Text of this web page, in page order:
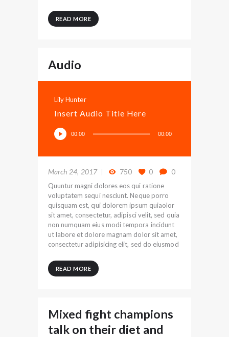
READ MORE
Audio
Lily Hunter
Insert Audio Title Here
Audio
Player00:00 00:00
March 24, 2017 750 0 0
Quuntur magni dolores eos qui ratione
voluptatem sequi nesciunt. Neque porro
quisquam est, qui dolorem ipsum quiaolor
sit amet, consectetur, adipisci velit, sed quia
non numquam eius modi tempora incidunt
ut labore et dolore magnam dolor sit amet,
consectetur adipisicing elit, sed do eiusmod
READ MORE
Mixed fight champions
talk on their diet and